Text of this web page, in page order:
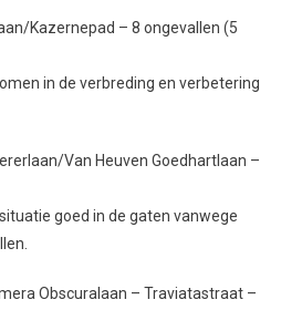
Kazernepad – 8 ongevallen (5
in de verbreding en verbetering
Van Heuven Goedhartlaan –
goed in de gaten vanwege
Obscuralaan – Traviatastraat –